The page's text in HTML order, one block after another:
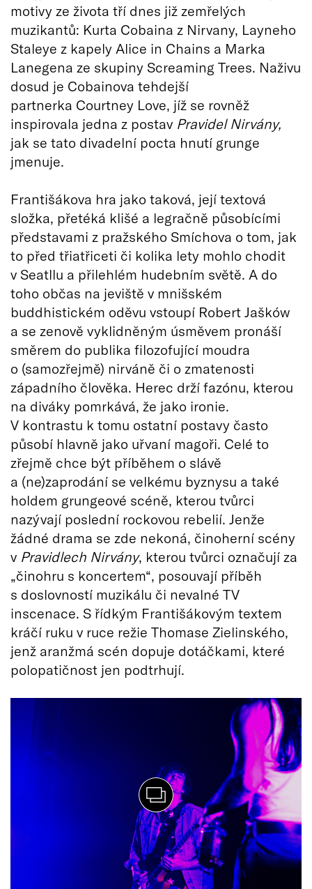
motivy ze života tří dnes již zemřelých
muzikantů: Kurta Cobaina z Nirvany, Layneho
Staleye z kapely Alice in Chains a Marka
Lanegena ze skupiny Screaming Trees. Naživu
dosud je Cobainova tehdejší
partnerka Courtney Love, jíž se rovněž
inspirovala jedna z postav Pravidel Nirvány,
jak se tato divadelní pocta hnutí grunge
jmenuje.
Františákova hra jako taková, její textová
složka, přetéká klišé a legračně působícími
představami z pražského Smíchova o tom, jak
to před třiatřiceti či kolika lety mohlo chodit
v Seatllu a přilehlém hudebním světě. A do
toho občas na jeviště v mnišském
buddhistickém oděvu vstoupí Robert Jašków
a se zenově vyklidněným úsměvem pronáší
směrem do publika filozofující moudra
o (samozřejmě) nirváně či o zmatenosti
západního člověka. Herec drží fazónu, kterou
na diváky pomrkává, že jako ironie.
V kontrastu k tomu ostatní postavy často
působí hlavně jako uřvaní magoři. Celé to
zřejmě chce být příběhem o slávě
a (ne)zaprodání se velkému byznysu a také
holdem grungeové scéně, kterou tvůrci
nazývají poslední rockovou rebelií. Jenže
žádné drama se zde nekoná, činoherní scény
v Pravidlech Nirvány, kterou tvůrci označují za
„činohru s koncertem“, posouvají příběh
s doslovností muzikálu či nevalné TV
inscenace. S řídkým Františákovým textem
kráčí ruku v ruce režie Thomase Zielinského,
jenž aranžmá scén dopuje dotáčkami, které
polopatičnost jen podtrhují.